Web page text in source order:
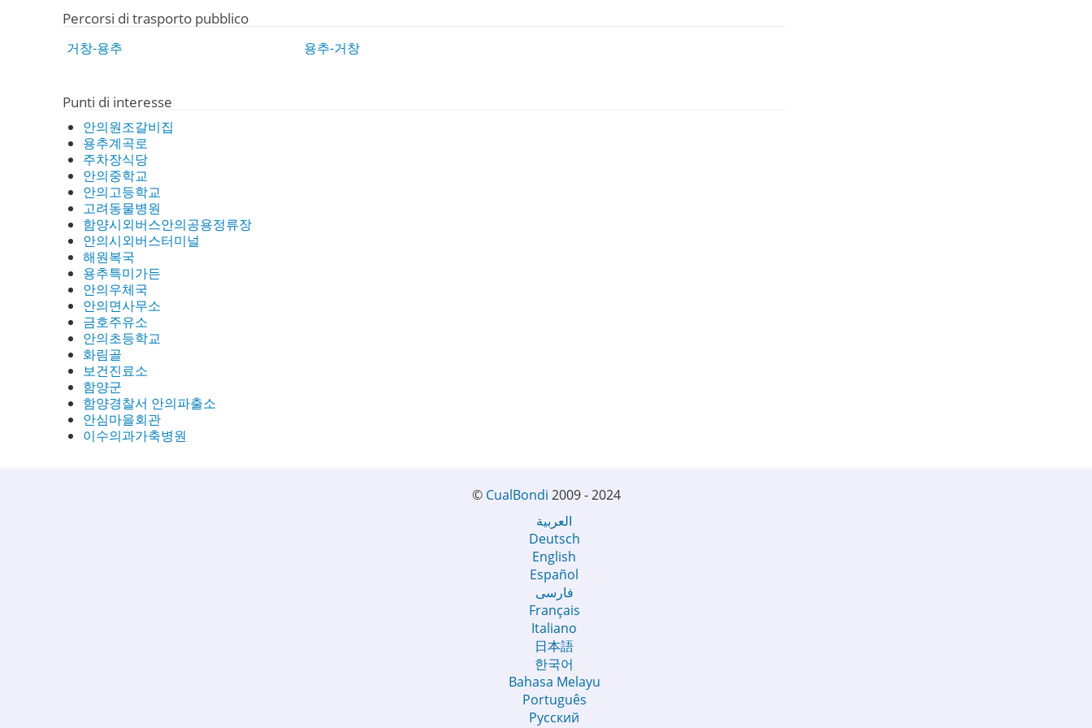
Percorsi di trasporto pubblico
거창-용추 용추-거창
Punti di interesse
안의원조갈비집
용추계곡로
주차장식당
안의중학교
안의고등학교
고려동물병원
함양시외버스안의공용정류장
안의시외버스터미널
해원복국
용추특미가든
안의우체국
안의면사무소
금호주유소
안의초등학교
화림골
보건진료소
함양군
함양경찰서 안의파출소
안심마을회관
이수의과가축병원
© CualBondi 2009 - 2024
العربية
Deutsch
English
Español
فارسی
Français
Italiano
日本語
한국어
Bahasa Melayu
Português
Русский